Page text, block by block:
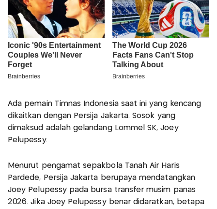
Ada pemain Timnas Indonesia saat ini yang kencang
dikaitkan dengan Persija Jakarta. Sosok yang
dimaksud adalah gelandang Lommel SK, Joey
Pelupessy.
Menurut pengamat sepakbola Tanah Air Haris
Pardede, Persija Jakarta berupaya mendatangkan
Joey Pelupessy pada bursa transfer musim panas
2026. Jika Joey Pelupessy benar didaratkan, betapa